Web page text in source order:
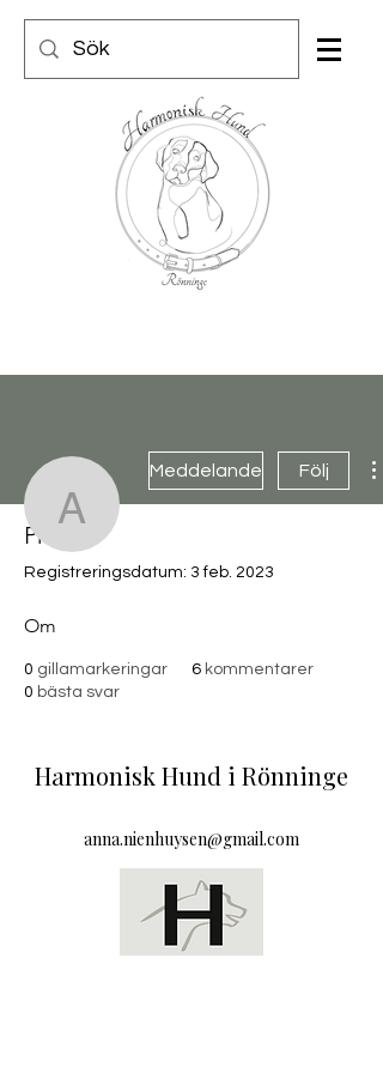
annanienhuysen
Meddelande Följ
annanienhuysen
Profil
Registreringsdatum: 3 feb. 2023
Om
0 gillamarkeringar 6 kommentarer
0 bästa svar
Harmonisk Hund i Rönninge
anna.nienhuysen@gmail.com